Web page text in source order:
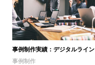
事例制作実績：デジタルライン
事例制作